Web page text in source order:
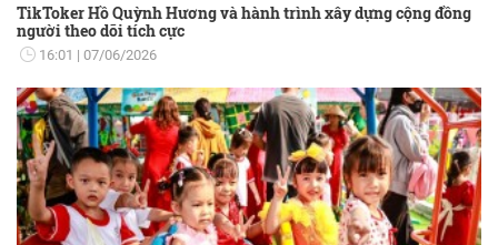
TikToker Hồ Quỳnh Hương và hành trình xây dựng cộng đồng
người theo dõi tích cực
16:01 07/06/2026